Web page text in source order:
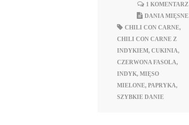
1 KOMENTARZ
DANIA MIĘSNE
CHILI CON CARNE,
CHILI CON CARNE Z
INDYKIEM, CUKINIA,
CZERWONA FASOLA,
INDYK, MIĘSO
MIELONE, PAPRYKA,
SZYBKIE DANIE